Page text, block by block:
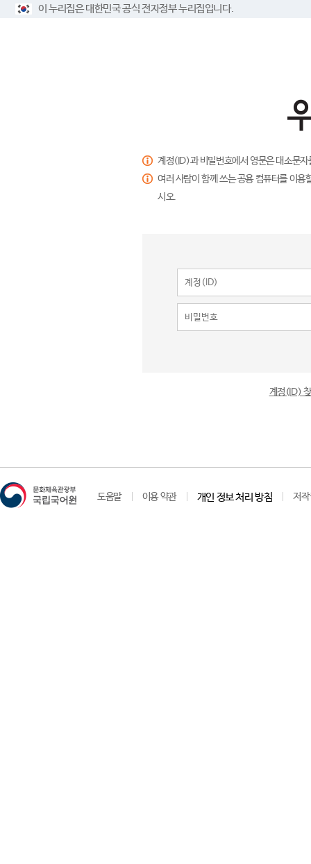
이 누리집은 대한민국 공식 전자정부 누리집입니다.
계정(ID)과 비밀번호에서 영문은 대소문
여러 사람이 함께 쓰는 공용 컴퓨터를 이
시오.
계정(ID)
도움말 이용 약관 개인 정보 처리 방침 저